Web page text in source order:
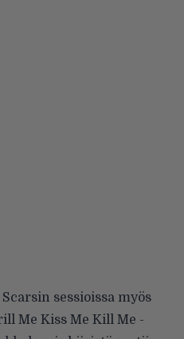
sessioissa myös
Me Kiss Me Kill Me -